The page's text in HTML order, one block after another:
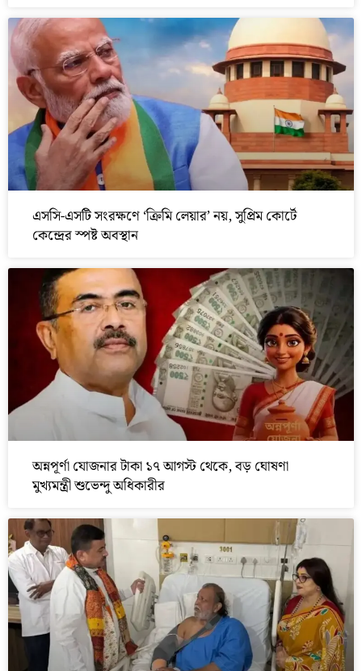
এসসি-এসটি সংরক্ষণে ‘ক্রিমি লেয়ার’ নয়, সুপ্রিম কোর্টে
কেন্দ্রের স্পষ্ট অবস্থান
অন্নপূর্ণা যোজনার টাকা ১৭ আগস্ট থেকে, বড় ঘোষণা
মুখ্যমন্ত্রী শুভেন্দু অধিকারীর